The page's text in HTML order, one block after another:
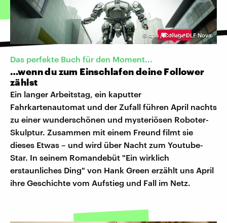
©dpa / Collage DLF Nova
Das perfekte Buch für den Moment...
…wenn du zum Einschlafen deine Follower
zählst
Ein langer Arbeitstag, ein kaputter
Fahrkartenautomat und der Zufall führen April nachts
zu einer wunderschönen und mysteriösen Roboter-
Skulptur. Zusammen mit einem Freund filmt sie
dieses Etwas – und wird über Nacht zum Youtube-
Star. In seinem Romandebüt "Ein wirklich
erstaunliches Ding" von Hank Green erzählt uns April
ihre Geschichte vom Aufstieg und Fall im Netz.